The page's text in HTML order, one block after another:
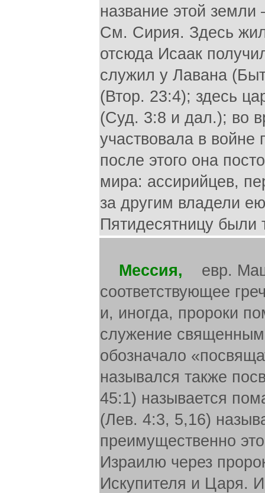
название этой
См. Сирия. Здесь
отсюда Исаак
служил у Лавана
(Втор. 23:4); здесь
(Суд. 3:8 и дал.); во
участвовала в войне
после этого она
мира: ассирийцев,
за другим владели
Пятидесятницу
Мессия, евр.
соответствующее
и, иногда, пророки
служение священным
обозначало
назывался также
45:1) называется
(Лев. 4:3, 5,16)
преимущественно
Израилю через
Искупителя и Царя.